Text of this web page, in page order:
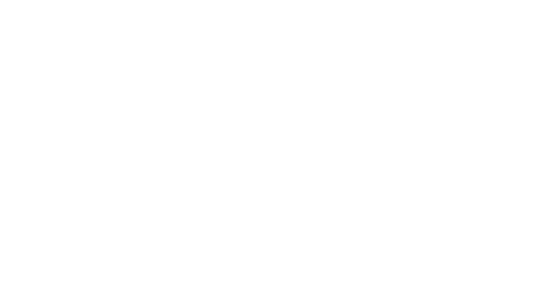
de Cartão
de Cupom Fiscal
Crachá de Plástico
Crachá Retrátil
Crachá Vertical Transparente